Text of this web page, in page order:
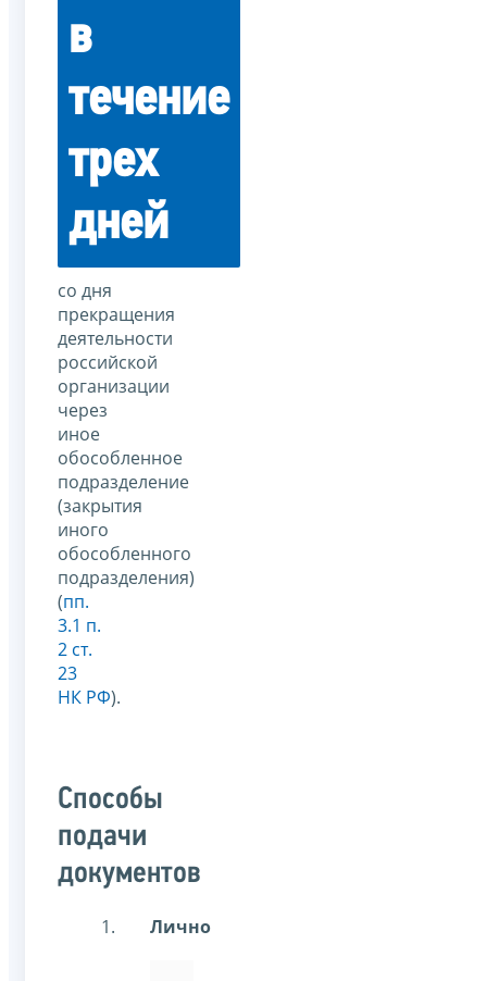
в
течение
трех
дней
со дня
прекращения
деятельности
российской
организации
через
иное
обособленное
подразделение
(закрытия
иного
обособленного
подразделения)
(пп.
3.1 п.
2 ст.
23
НК РФ).
Способы
подачи
документов
Лично